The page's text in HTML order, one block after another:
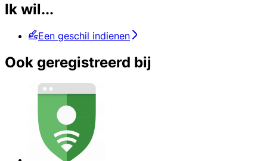
Ik wil...
Een geschil indienen
Ook geregistreerd bij